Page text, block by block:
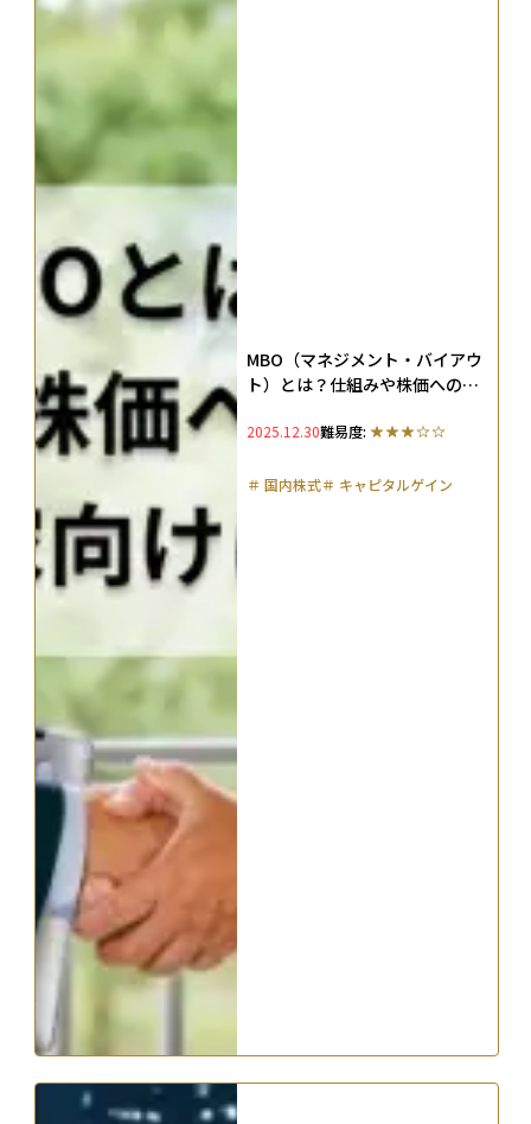
MBO（マネジメント・バイアウ
ト）とは？仕組みや株価への影
2025.12.30難易度:
＃ 国内株式＃ キャピタルゲイン